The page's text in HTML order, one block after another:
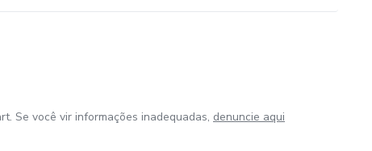
Se você vir informações inadequadas, denuncie aqui